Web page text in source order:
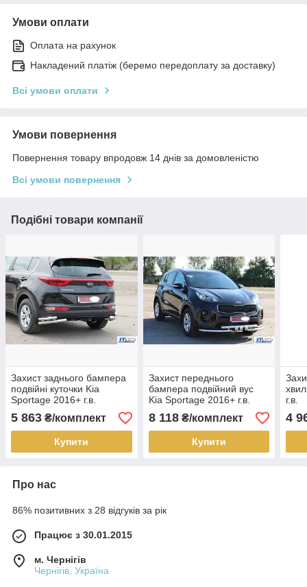
Умови оплати
Оплата на рахунок
Накладений платіж (беремо передоплату за доставку)
Всі умови оплати
Умови повернення
Повернення товару впродовж 14 днів за домовленістю
Всі умови повернення
Подібні товари компанії
Захист заднього бампера
подвійні куточки Kia
Sportage 2016+ г.в.
5 863 ₴/комплект
Купити
Захист переднього
бампера подвійний вус
Kia Sportage 2016+ г.в.
8 118₴/комплект
Купити
г.в.
4
Про нас
86% позитивних з 28 відгуків за рік
Працює з 30.01.2015
м. Чернігів
Чернігів, Україна